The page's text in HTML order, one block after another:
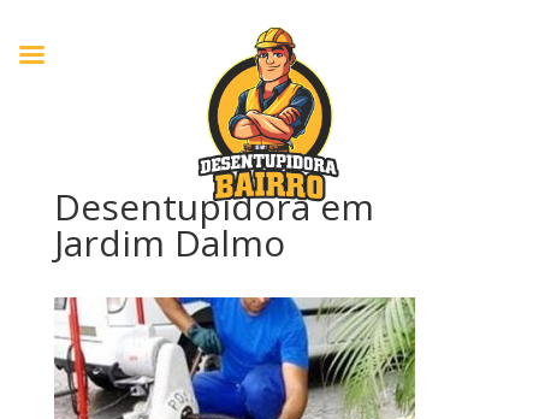
Desentupidora em
Jardim Dalmo